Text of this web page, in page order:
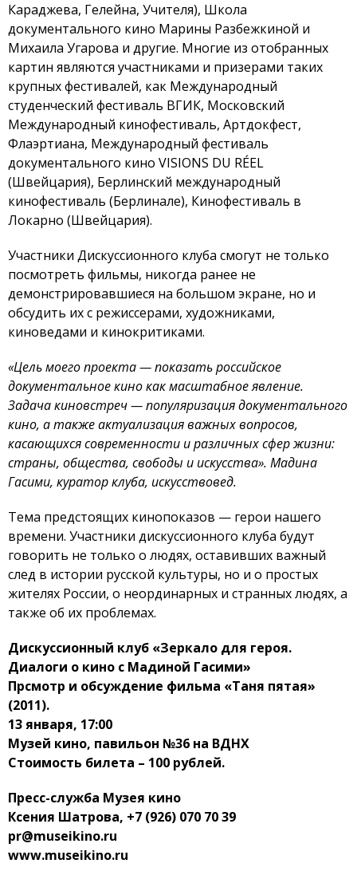
Караджева, Гелейна, Учителя), Школа
документального кино Марины Разбежкиной и
Михаила Угарова и другие. Многие из отобранных
картин являются участниками и призерами таких
крупных фестивалей, как Международный
студенческий фестиваль ВГИК, Московский
Международный кинофестиваль, Артдокфест,
Флаэртиана, Международный фестиваль
документального кино VISIONS DU RÉEL
(Швейцария), Берлинский международный
кинофестиваль (Берлинале), Кинофестиваль в
Локарно (Швейцария).
Участники Дискуссионного клуба смогут не только
посмотреть фильмы, никогда ранее не
демонстрировавшиеся на большом экране, но и
обсудить их с режиссерами, художниками,
киноведами и кинокритиками.
«Цель моего проекта — показать российское
документальное кино как масштабное явление.
Задача киновстреч — популяризация документального
кино, а также актуализация важных вопросов,
касающихся современности и различных сфер жизни:
страны, общества, свободы и искусства». Мадина
Гасими, куратор клуба, искусствовед.
Тема предстоящих кинопоказов — герои нашего
времени. Участники дискуссионного клуба будут
говорить не только о людях, оставивших важный
след в истории русской культуры, но и о простых
жителях России, о неординарных и странных людях, а
также об их проблемах.
Дискуссионный клуб «Зеркало для героя.
Диалоги о кино с Мадиной Гасими»
Прсмотр и обсуждение фильма «Таня пятая»
(2011).
13 января, 17:00
Музей кино, павильон №36 на ВДНХ
Стоимость билета – 100 рублей.
Пресс-служба Музея кино
Ксения Шатрова, +7 (926) 070 70 39
pr@museikino.ru
www.museikino.ru